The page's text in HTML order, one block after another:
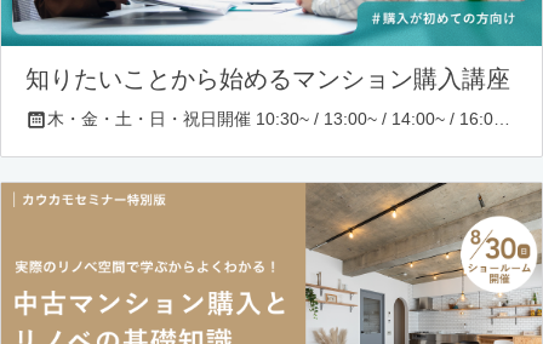
知りたいことから始めるマンション購入講座
木・金・土・日・祝日開催 10:30~ / 13:00~ / 14:00~ / 16:00~ / 17:00~/ 18:30~/ 19:30~